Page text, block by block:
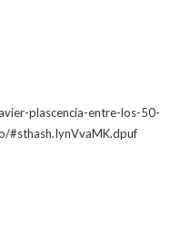
plascencia-entre-los-50-
#sthash.IynVvaMK.dpuf